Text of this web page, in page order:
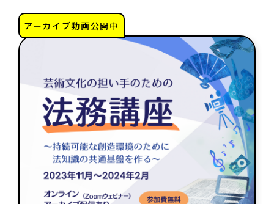
アートノトお悩みお助け辞典
助成金情報
エンターテインメント法務Ｑ＆Ａ〔第３
版〕
アーカイブ動画公開中